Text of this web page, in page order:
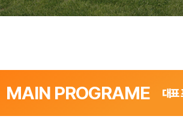
MAIN PROGRAME 대표